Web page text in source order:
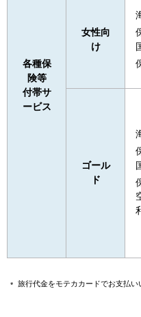
各種保
険等
付帯サ
ービス
女性向
け
ゴール
ド
旅行代金をモテカカードでお支払い